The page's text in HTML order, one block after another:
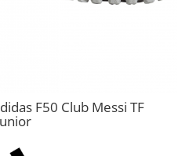
F50 Club Messi TF